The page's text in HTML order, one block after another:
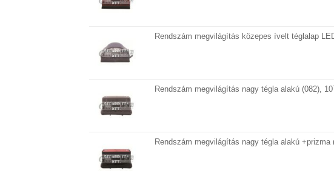
Rendszám megvilágítás közepes ívelt téglalap
Rendszám megvilágítás nagy tégla alakú (082),
Rendszám megvilágítás nagy tégla alakú